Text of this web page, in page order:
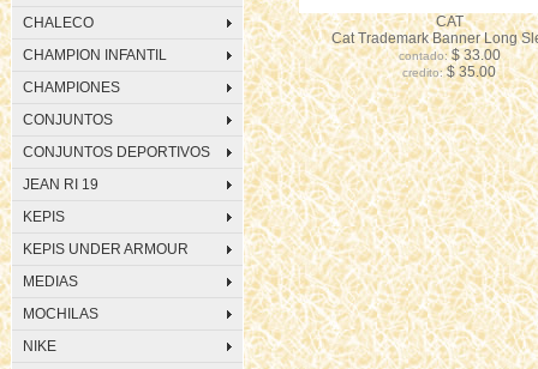
CHALECO
CHAMPION INFANTIL
CHAMPIONES
CONJUNTOS
CONJUNTOS DEPORTIVOS
JEAN RI 19
KEPIS
KEPIS UNDER ARMOUR
MEDIAS
MOCHILAS
NIKE
CAT
Cat Trademark Banner Long
contado:$ 33.00
credito:$ 35.00